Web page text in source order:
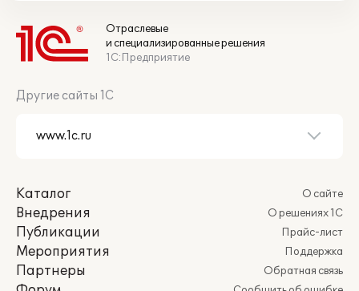
Отраслевые
и специализированные решения
1С:Предприятие
Другие сайты 1С
Каталог
Внедрения
Публикации
Мероприятия
Партнеры
О сайте
О решениях 1С
Прайс-лист
Поддержка
Обратная связь